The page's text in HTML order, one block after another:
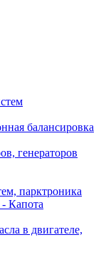
балансировка
генераторов
парктроника
Капота
в двигателе,